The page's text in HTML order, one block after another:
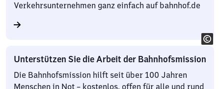
Verkehrsunternehmen ganz einfach auf bahnhof.de
Unterstützen Sie die Arbeit der Bahnhofsmission
Die Bahnhofsmission hilft seit über 100 Jahren
Menschen in Not – kostenlos, offen für alle und rund